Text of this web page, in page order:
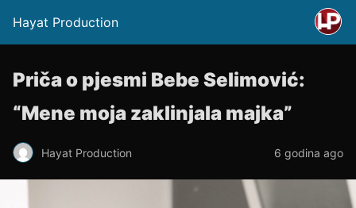
Hayat Production
Priča o pjesmi Bebe Selimović:
“Mene moja zaklinjala majka”
Hayat Production 6 godina ago